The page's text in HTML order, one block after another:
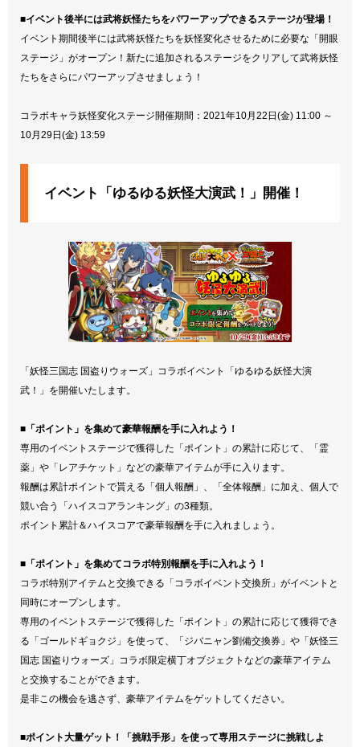
■イベント後半には武将妖怪たちをパワーアップできるステージが登場！
イベント期間後半には武将妖怪たちを妖怪変化させるために必要な「開眼
ステージ」がオープン！新たに追加されるステージをクリアして武将妖怪
たちをさらにパワーアップさせましょう！
コラボキャラ妖怪変化ステージ開催期間：2021年10月22日(金) 11:00 ～
10月29日(金) 13:59
イベント「ゆるゆる妖怪大演武！」開催！
「妖怪三国志 国盗りウォーズ」コラボイベント「ゆるゆる妖怪大演
武！」を開催いたします。
■「ポイント」を集めて豪華報酬を手に入れよう！
専用のイベントステージで獲得した「ポイント」の累計に応じて、「霊
薬」や「レアチケット」などの豪華アイテムが手に入ります。
報酬は累計ポイントで貰える「個人報酬」、「全体報酬」に加え、個人で
競い合う「ハイスコアランキング」の3種類。
ポイント累計＆ハイスコアで豪華報酬を手に入れましょう。
■「ポイント」を集めてコラボ特別報酬を手に入れよう！
コラボ特別アイテムと交換できる「コラボイベント交換所」がイベントと
同時にオープンします。
専用のイベントステージで獲得した「ポイント」の累計に応じて獲得でき
る「ゴールドギョクジ」を使って、「ジバニャン劉備交換券」や「妖怪三
国志 国盗りウォーズ」コラボ限定横丁オブジェクトなどの豪華アイテム
と交換することができます。
是非この機会を逃さず、豪華アイテムをゲットしてください。
■ポイント大量ゲット！「挑戦手形」を使って専用ステージに挑戦しよ